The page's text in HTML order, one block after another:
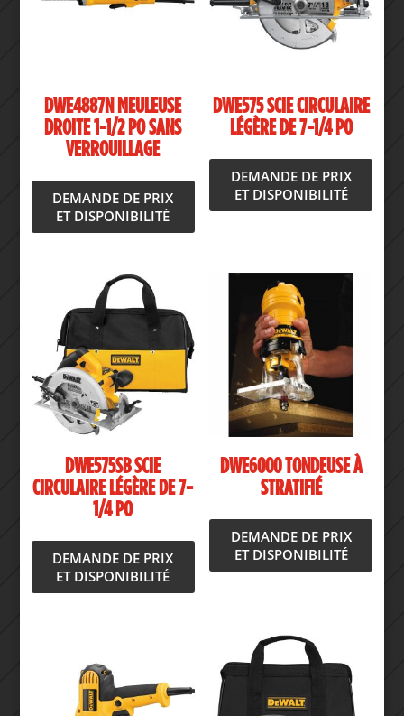
DWE4887N MEULEUSE
DROITE 1-1/2 PO SANS
VERROUILLAGE
DEMANDE DE PRIX
ET DISPONIBILITÉ
DWE575 SCIE CIRCULAIRE
LÉGÈRE DE 7-1/4 PO
DEMANDE DE PRIX
ET DISPONIBILITÉ
DWE575SB SCIE
CIRCULAIRE LÉGÈRE DE 7-
1/4 PO
DEMANDE DE PRIX
ET DISPONIBILITÉ
DWE6000 TONDEUSE À
STRATIFIÉ
DEMANDE DE PRIX
ET DISPONIBILITÉ